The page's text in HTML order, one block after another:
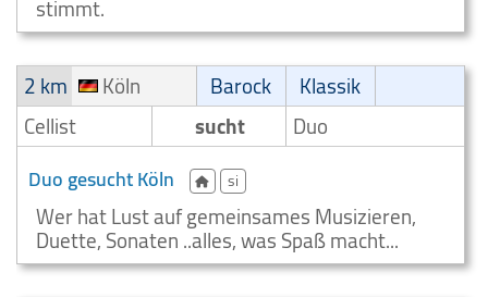
stimmt.
2 km
Köln Barock
Klassik
Cellist
sucht Duo
Duo gesucht Köln si
Wer hat Lust auf gemeinsames Musizieren,
Duette, Sonaten ..alles, was Spaß macht...